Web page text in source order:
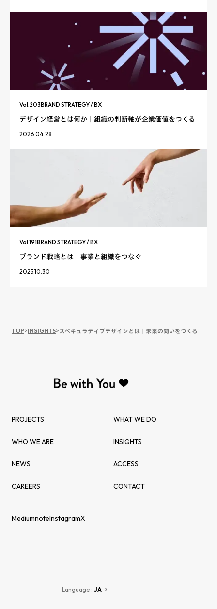
Vol.203BRAND STRATEGY / BX
デザイン経営とは何か｜組織の判断軸が企業価値をつくる
2026.04.28
Vol.191BRAND STRATEGY / BX
ブランド戦略とは｜事業と組織をつなぐ
2025.10.30
TOP>INSIGHTS> スペキュラティブデザインとは｜未来の問いをつくる
PROJECTS WHAT WE DO
WHO WE ARE INSIGHTS
NEWS ACCESS
CAREERS CONTACT
MediumnoteInstagramX
Language : JA